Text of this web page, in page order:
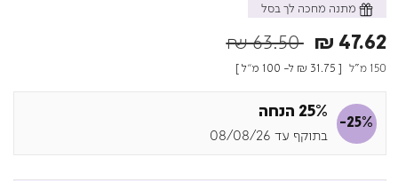
מתנה מחכה לך בסל
Price reduced from
₪ 63.50to₪ 47.62
150 מ"ל [
₪ 31.75 ל- 100 מ"ל ]
-25%
25% הנחה
בתוקף עד 08/08/26